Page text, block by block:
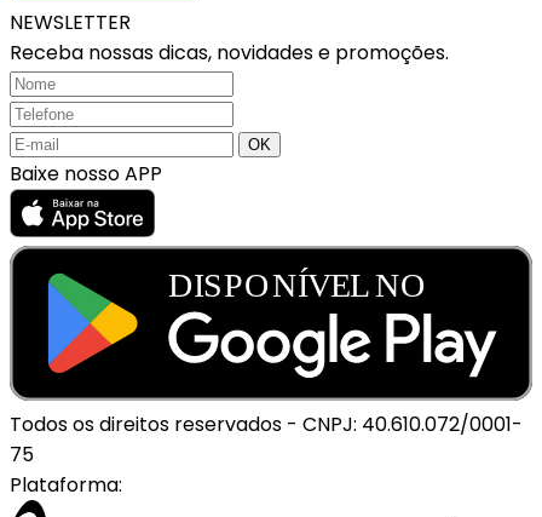
NEWSLETTER
Receba nossas dicas, novidades e promoções.
Baixe nosso APP
Todos os direitos reservados - CNPJ: 40.610.072/0001-
75
Plataforma: